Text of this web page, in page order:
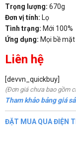
Trọng lượng: 670g
Đơn vị tính: Lọ
Tình trạng: Mới 100%
Ứng dụng: Mọi bề mặt
Liên hệ
[devvn_quickbuy]
(Đơn giá chưa bao gồm
Tham khảo bảng giá
ĐẶT MUA QUA ĐIỆN